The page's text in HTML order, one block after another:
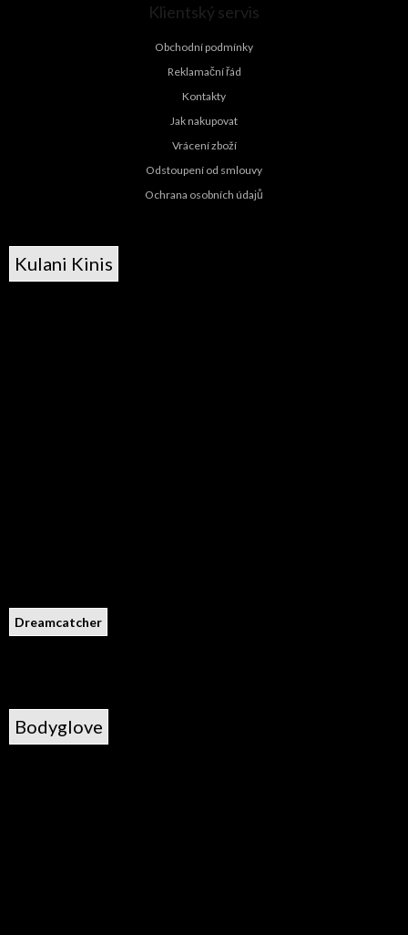
Klientský servis
Obchodní podmínky
Reklamační řád
Kontakty
Jak nakupovat
Vrácení zboží
Odstoupení od smlouvy
Ochrana osobních údajů
Kulani Kinis
Dreamcatcher
Bodyglove